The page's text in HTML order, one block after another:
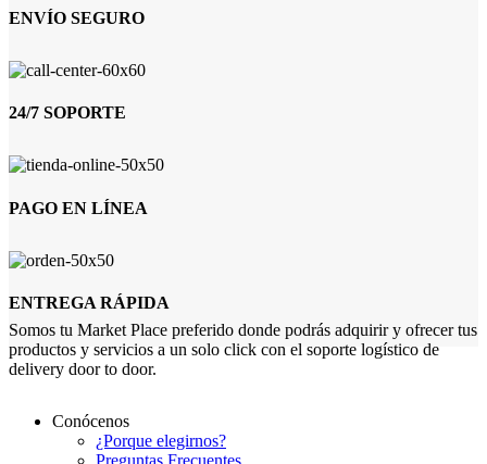
ENVÍO SEGURO
24/7 SOPORTE
PAGO EN LÍNEA
ENTREGA RÁPIDA
Somos tu Market Place preferido donde podrás adquirir y ofrecer tus
productos y servicios a un solo click con el soporte logístico de
delivery door to door.
Conócenos
¿Porque elegirnos?
Preguntas Frecuentes